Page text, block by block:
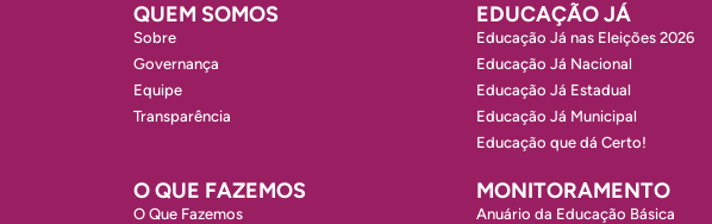
QUEM SOMOS
Sobre
Governança
Equipe
Transparência
EDUCAÇÃO JÁ
Educação Já nas Eleições 2026
Educação Já Nacional
Educação Já Estadual
Educação Já Municipal
Educação que dá Certo!
O QUE FAZEMOS
O Que Fazemos
MONITORAMENTO
Anuário da Educação Básica